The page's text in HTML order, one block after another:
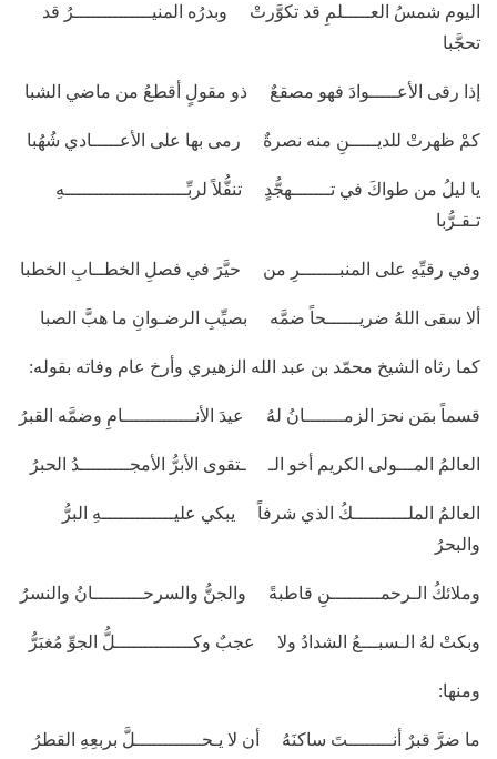
اليوم شمسُ العـــــلمِ قد تكوَّرتْ وبدرُه المنيــــــــــــــرُ قد
تحجَّبا
إذا رقى الأعـــــوادَ فهو مصقعٌ ذو مقولٍ أقطعُ من ماضي الشبا
كمْ ظهرتْ للديـــــنِ منه نصرةٌ رمى بها على الأعـــــادي شُهُبا
يا ليلُ من طواكَ في تـــــــهجُّدٍ تنفُّلاً لربِّــــــــــــــــــــــهِ
تـقـرُّبا
وفي رقيِّهِ على المنبـــــــرِ من حيَّرَ في فصلِ الخطــابِ الخطبا
ألا سقى اللهُ ضريــــــحاً ضمَّه بصيِّبِ الرضـوانِ ما هبَّ الصبا
كما رثاه الشيخ محمّد بن عبد الله الزهيري وأرخ عام وفاته بقوله:
قسماً بمَن نحرَ الزمـــــــانُ لهُ عيدَ الأنـــــــــــــامِ وضمَّه القبرُ
العالمُ المـــولى الكريم أخو الـ ـتقوى الأبرُّ الأمجـــــــــدُ الحبرُ
العالمُ الملــــــــــكُ الذي شرفاً يبكي عليـــــــــــــهِ البرُّ
والبحرُ
وملائكُ الـرحمـــــــــنِ قاطبةً والجنُّ والسرحـــــــــانُ والنسرُ
وبكتْ لهُ الـسبـــعُ الشدادُ ولا عجبٌ وكــــــــــــــلُّ الجوِّ مُغبَرُّ
ومنها:
ما ضرَّ قبرٌ أنــــــــتَ ساكنَهُ أن لا يـحــــــــــــلَّ بربعِهِ القطرُ